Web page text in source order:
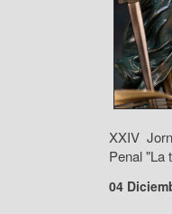
XXIV
Penal "La
04